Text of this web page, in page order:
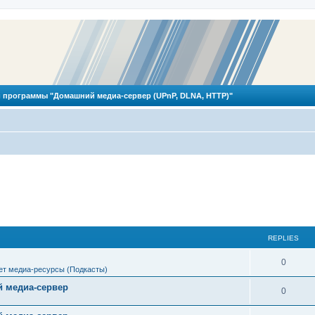
программы "Домашний медиа-сервер (UPnP, DLNA, HTTP)"
REPLIES
медиа-ресурсы (Подкасты)
0R
e
сервер 0R
e